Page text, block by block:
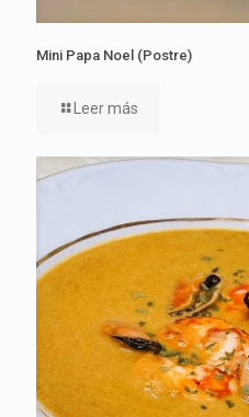
Mini Papa Noel (Postre)
Leer más